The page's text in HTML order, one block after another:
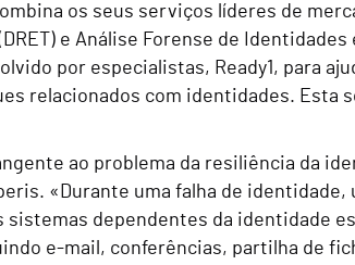
os seus serviços líderes de
e Análise Forense de
por especialistas, Ready1, para
relacionados com identidades. Esta
ao problema da resiliência da
«Durante uma falha de
dependentes da identidade
e-mail, conferências, partilha de